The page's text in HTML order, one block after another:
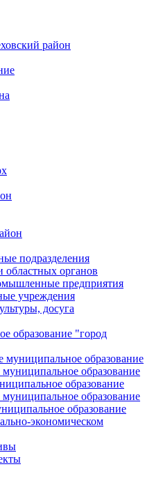
район
подразделения
областных органов
предприятия
учреждения
досуга
образование "город
муниципальное образование
образование
образование
образование
образование
экономическом